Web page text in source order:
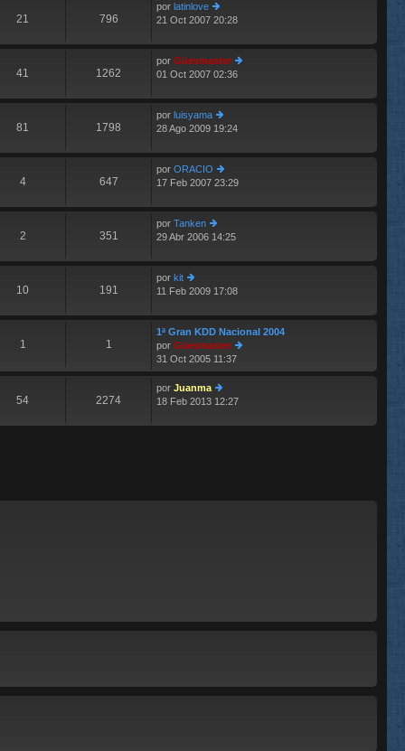
s
aj
o
m
n
s
aj
21 796
por latinlove
er
im
o
m
n
s
aj
21 Oct 2007 20:28
41 1262
por Güesmaster
er
im
m
n
aj
01 Oct 2007 02:36
81 1798
por luisyama
er
im
o
m
n
s
aj
28 Ago 2009 19:24
4 647
por ORACIO
er
im
o
m
n
aj
17 Feb 2007 23:29
2 351
por Tanken
er
im
m
n
s
aj
e
29 Abr 2006 14:25
10 191
por kit
er
im
o
m
e
n
s
aj
11 Feb 2009 17:08
1 1
1ª Gran KDD Nacional 2004
por Güesmaster
er
últ
o
e
31 Oct 2005 11:37
54 2274
por Juanma
er
im
18 Feb 2013 12:27